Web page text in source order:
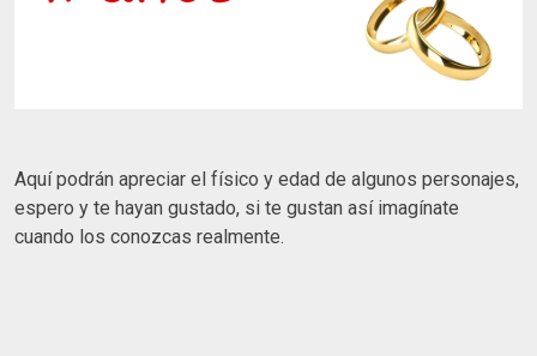
Aquí podrán apreciar el físico y edad de algunos personajes,
espero y te hayan gustado, si te gustan así imagínate
cuando los conozcas realmente.